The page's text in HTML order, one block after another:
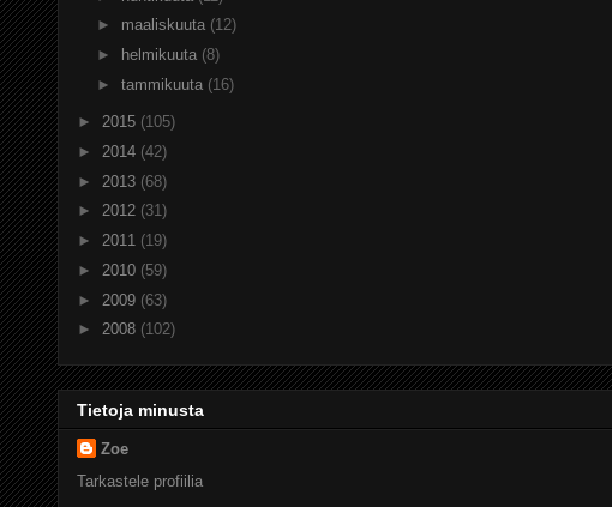
► maaliskuuta (12)
►
helmikuuta (8)
► tammikuuta (16)
► 2015 (105)
► 2014 (42)
► 2013 (68)
► 2012 (31)
► 2011 (19)
► 2010 (59)
► 2009 (63)
► 2008 (102)
Tietoja minusta
Zoe
Tarkastele profiilia